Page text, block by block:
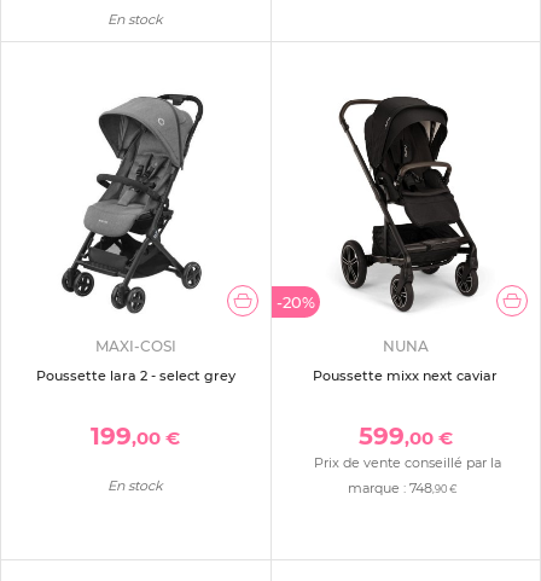
En stock
MAXI-COSI
Poussette lara 2 - select grey
199,00 €
En stock
-20%
NUNA
Poussette mixx next caviar
599,00 €
Prix de vente conseillé par la
marque :748,90 €